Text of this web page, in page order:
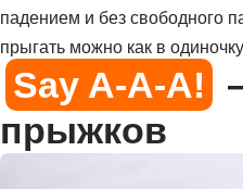
падением и без свободного
прыгать можно как в
Say A-A-A!
прыжков